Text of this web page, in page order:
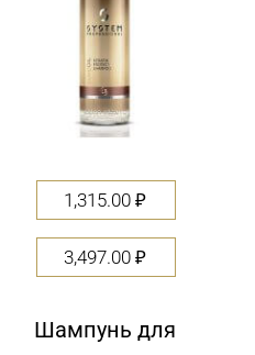
1,315.00₽
3,497.00₽
Шампунь для